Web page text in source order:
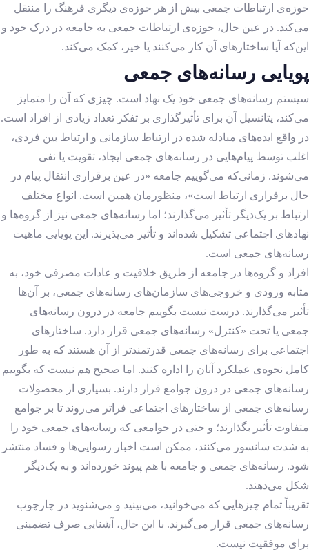
حوزه‌ی ارتباطات جمعی بیش از هر حوزه‌ی دیگری فرهنگ را منتقل
می‌کند. در عین حال، حوزه‌ی ارتباطات جمعی به جامعه در درک خود و
این‌که آیا ساختارهای آن کار می‌کنند یا خیر، کمک می‌کند.
پویایی رسانه‌های جمعی
سیستم رسانه‌های جمعی خود یک نهاد است. چیزی که آن را متمایز
می‌کند، پتانسیل آن برای تأثیرگذاری بر تفکر تعداد زیادی از افراد است.
در واقع ایده‌های مبادله شده در ارتباط سازمانی و ارتباط بین فردی،
اغلب توسط پیام‌هایی در رسانه‌های جمعی ایجاد، تقویت یا نفی
می‌شوند. زمانی‌که می‌گوییم جامعه «در عین برقراری انتقال پیام در
حال برقراری ارتباط است»، منظورمان همین است. انواع مختلف
ارتباط بر یک‌دیگر تأثیر می‌گذارند؛ اما رسانه‌های جمعی نیز از گروه‌ها و
نهادهای اجتماعی تشکیل شده‌اند و تأثیر می‌پذیرند. این پویایی ماهیت
رسانه‌های جمعی است.
افراد و گروه‌ها در جامعه از طریق خلاقیت و عادات مصرفی خود، به
مثابه ورودی و خروجی‌های سازمان‌های رسانه‌های جمعی، بر آن‌ها
تأثیر می‌گذارند. درست نیست بگوییم جامعه در درون رسانه‌های
جمعی یا تحت «کنترل» رسانه‌های جمعی قرار دارد. ساختارهای
اجتماعی برای رسانه‌های جمعی قدرتمندتر از آن هستند که به طور
کامل نحوه‌ی عملکرد آنان را اداره کنند. اما صحیح هم نیست که بگوییم
رسانه‌های جمعی در درون جوامع قرار دارند. بسیاری از محصولات
رسانه‌های جمعی از ساختارهای اجتماعی فراتر می‌روند تا بر جوامع
متفاوت تأثیر بگذارند؛ و حتی در جوامعی که رسانه‌های جمعی خود را
به شدت سانسور می‌کنند، ممکن است اخبار رسوایی‌ها و فساد منتشر
شود. رسانه‌های جمعی و جامعه با هم پیوند خورده‌اند و به یک‌دیگر
شکل می‌دهند.
تقریباً تمام چیزهایی که می‌خوانید، می‌بینید و می‌شنوید در چارچوب
رسانه‌های جمعی قرار می‌گیرند. با این حال، آشنایی صرف تضمینی
برای موفقیت نیست.